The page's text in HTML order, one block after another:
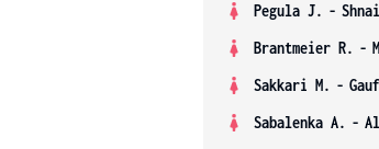
Pegula J. -
Brantmeier R. -
Sakkari M. -
Sabalenka A. -